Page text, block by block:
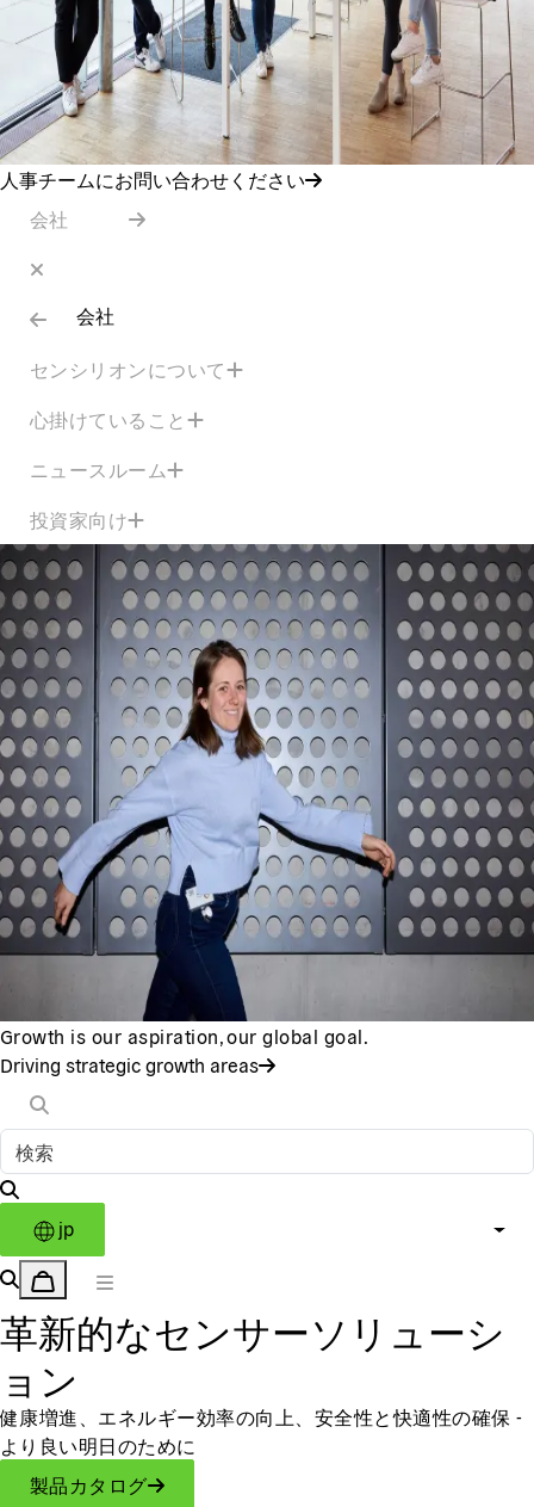
人事チームにお問い合わせください
会社
会社
センシリオンについて
心掛けていること
ニュースルーム
投資家向け
Growth is our aspiration, our global goal.
Driving strategic growth areas
jp
革新的なセンサーソリューシ
ョン
健康増進、エネルギー効率の向上、安全性と快適性の確保 -
より良い明日のために
製品カタログ